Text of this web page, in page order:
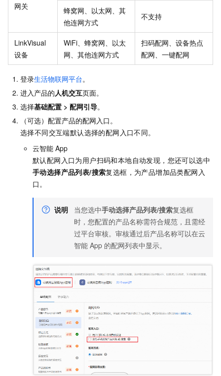
网关
蜂窝网、以太网、其
他连网方式
不支持
LinkVisual
设备
WiFi、蜂窝网、以太
网、其他连网方式
扫码配网、设备热点
配网、一键配网
登录生活物联网平台。
进入产品的人机交互页面。
选择基础配置 > 配网引导。
（可选）配置产品的配网入口。
选择不同交互端默认选择的配网入口不同。
云智能 App
默认配网入口为用户扫码和本地自动发现，您还可以选中
手动选择产品列表/搜索复选框，为产品增加品类配网入
口。
说明 当您选中手动选择产品列表/搜索复选框
时，您配置的产品名称需符合规范，且需经
过平台审核。审核通过后产品名称可以在云
智能 App 的配网列表中显示。